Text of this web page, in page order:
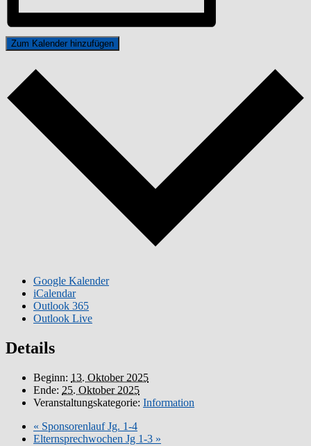
Zum Kalender hinzufügen
Google Kalender
iCalendar
Outlook 365
Outlook Live
Details
Beginn: 13. Oktober 2025
Ende: 25. Oktober 2025
Veranstaltungskategorie: Information
« Sponsorenlauf Jg. 1-4
Elternsprechwochen Jg 1-3 »